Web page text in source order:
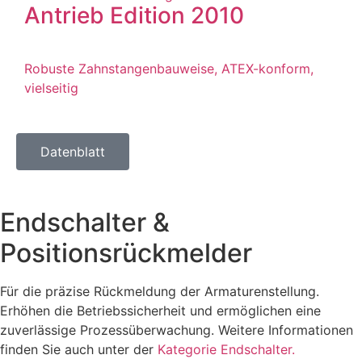
Antrieb Edition 2010
Robuste Zahnstangenbauweise, ATEX-konform,
vielseitig
Datenblatt
Endschalter &
Positionsrückmelder
Für die präzise Rückmeldung der Armaturenstellung.
Erhöhen die Betriebssicherheit und ermöglichen eine
zuverlässige Prozessüberwachung. Weitere Informationen
finden Sie auch unter der Kategorie Endschalter.